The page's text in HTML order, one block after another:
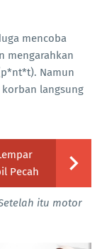
mencoba
mengarahkan
Namun
langsung
Pecah
itu motor